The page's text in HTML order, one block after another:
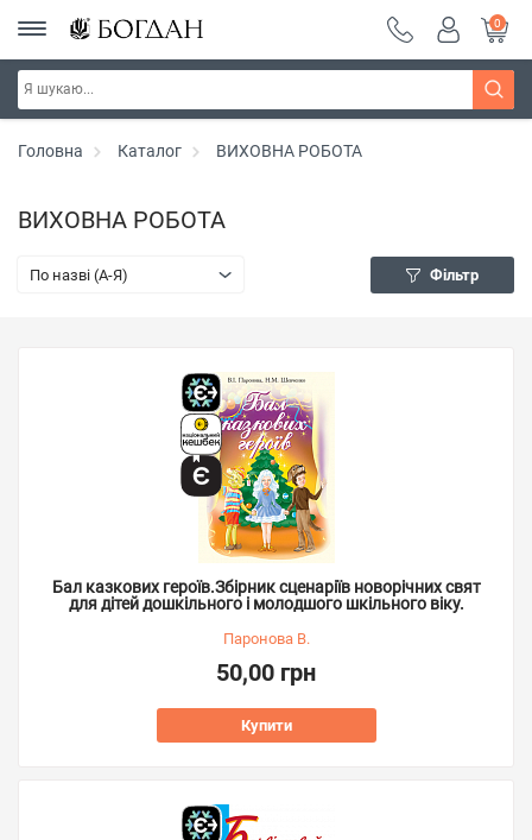
0
Головна Каталог ВИХОВНА РОБОТА
ВИХОВНА РОБОТА
По назві (A-Я) Фільтр
Бал казкових героїв.Збірник сценаріїв новорічних свят
для дітей дошкільного і молодшого шкільного віку.
Паронова В.
50,00 грн
Купити